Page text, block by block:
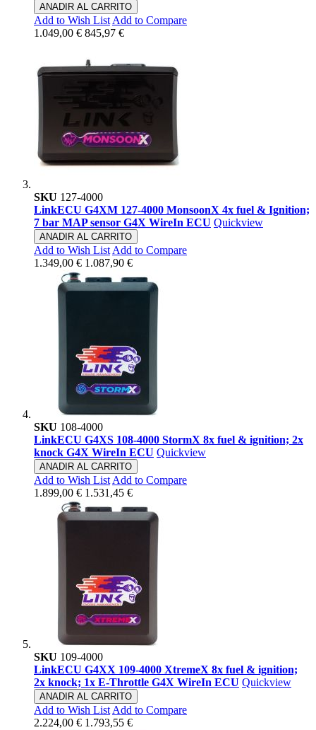
ANADIR AL CARRITO
Add to Wish List Add to Compare
1.049,00 € 845,97 €
SKU 127-4000
LinkECU G4XM 127-4000 MonsoonX 4x fuel & Ignition;
7 bar MAP sensor G4X WireIn ECU Quickview
ANADIR AL CARRITO
Add to Wish List Add to Compare
1.349,00 € 1.087,90 €
SKU 108-4000
LinkECU G4XS 108-4000 StormX 8x fuel & ignition; 2x
knock G4X WireIn ECU Quickview
ANADIR AL CARRITO
Add to Wish List Add to Compare
1.899,00 € 1.531,45 €
SKU 109-4000
LinkECU G4XX 109-4000 XtremeX 8x fuel & ignition;
2x knock; 1x E-Throttle G4X WireIn ECU Quickview
ANADIR AL CARRITO
Add to Wish List Add to Compare
2.224,00 € 1.793,55 €